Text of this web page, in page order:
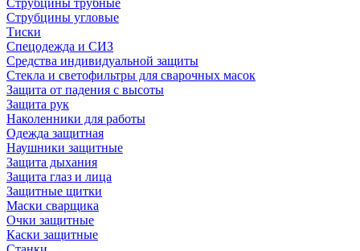
Струбцины трубные
Струбцины угловые
Тиски
Спецодежда и СИЗ
Средства индивидуальной защиты
Стекла и светофильтры для сварочных масок
Защита от падения с высоты
Защита рук
Наколенники для работы
Одежда защитная
Наушники защитные
Защита дыхания
Защита глаз и лица
Защитные щитки
Маски сварщика
Очки защитные
Каски защитные